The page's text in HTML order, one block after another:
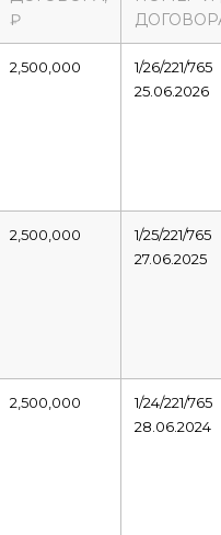
₽
2,500,000
1/26/221/765
25.06.2026
2,500,000
1/25/221/765
27.06.2025
2,500,000
1/24/221/765
28.06.2024